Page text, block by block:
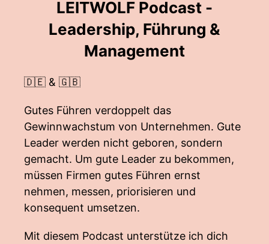
LEITWOLF Podcast -
Leadership, Führung &
Management
🇩🇪 & 🇬🇧
Gutes Führen verdoppelt das
Gewinnwachstum von Unternehmen. Gute
Leader werden nicht geboren, sondern
gemacht. Um gute Leader zu bekommen,
müssen Firmen gutes Führen ernst
nehmen, messen, priorisieren und
konsequent umsetzen.
Mit diesem Podcast unterstütze ich dich